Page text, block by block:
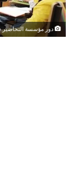
دور مؤسسة التحاضير